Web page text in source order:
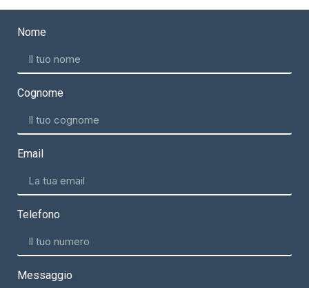
Nome
Cognome
Email
Telefono
Messaggio